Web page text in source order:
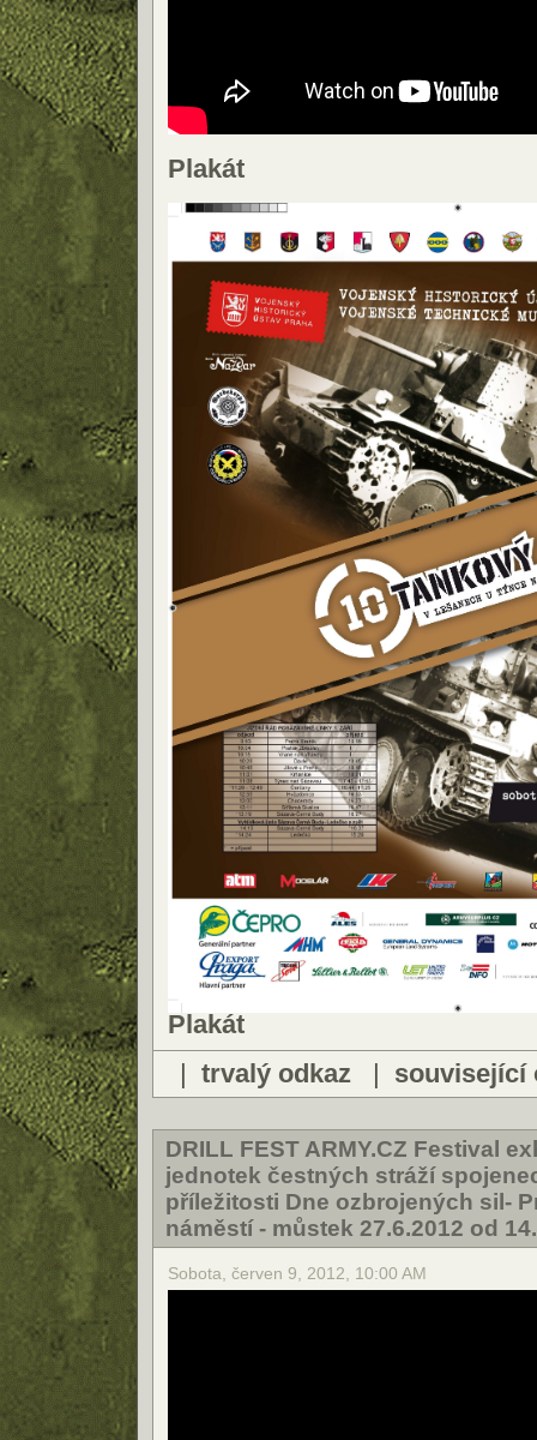
Plakát
Plakát
| trvalý odkaz | související
DRILL FEST ARMY.CZ Festival
jednotek čestných stráží
příležitosti Dne ozbrojených sil-
náměstí - můstek 27.6.2012 od
Sobota, červen 9, 2012, 10:00 AM